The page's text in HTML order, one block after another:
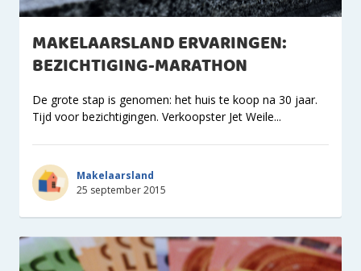
MAKELAARSLAND ERVARINGEN:
BEZICHTIGING-MARATHON
De grote stap is genomen: het huis te koop na 30 jaar.
Tijd voor bezichtigingen. Verkoopster Jet Weile...
Makelaarsland
25 september 2015